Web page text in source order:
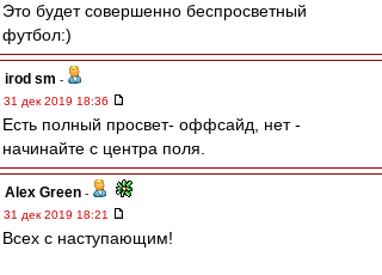
Это будет совершенно беспросветный
футбол:)
irod sm -
31 дек 2019 18:36
Есть полный просвет- оффсайд, нет -
начинайте с центра поля.
Alex Green -
31 дек 2019 18:21
Всех с наступающим!